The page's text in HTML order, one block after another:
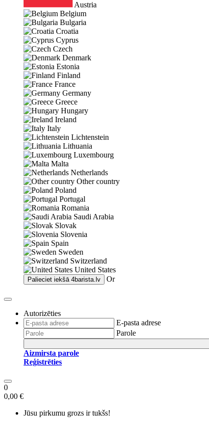
Austria
Belgium
Bulgaria
Croatia
Cyprus
Czech
Denmark
Estonia
Finland
France
Germany
Greece
Hungary
Ireland
Italy
Lichtenstein
Lithuania
Luxembourg
Malta
Netherlands
Other country
Poland
Portugal
Romania
Saudi Arabia
Slovak
Slovenia
Spain
Sweden
Switzerland
United States
Palieciet iekšā 4barista.lv Or
Autorizēties
E-pasta adrese
Parole
Aizmirsta parole
Reģistrēties
0
0,00 €
Jūsu pirkumu grozs ir tukšs!